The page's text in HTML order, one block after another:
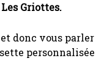
Les Griottes.
donc vous parler
personnalisée